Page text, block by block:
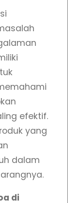
efektif.
yang
dalam
di